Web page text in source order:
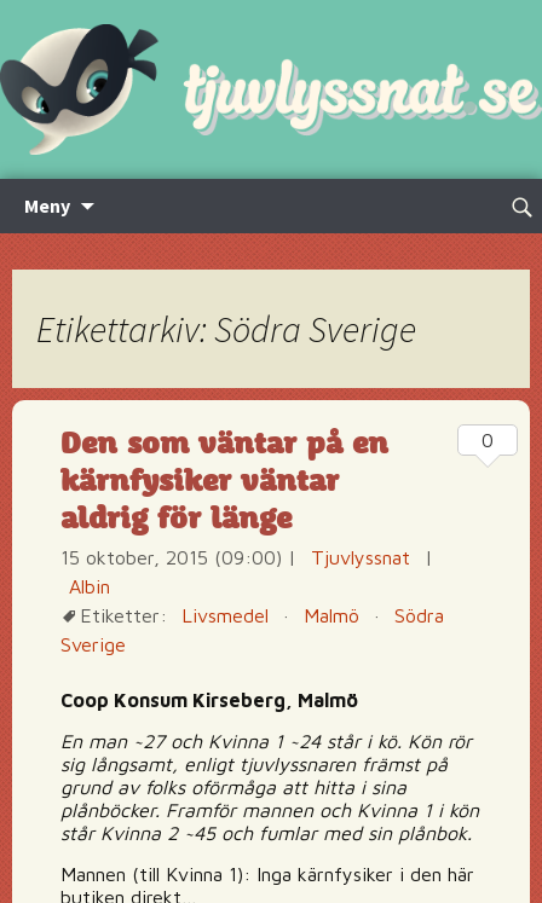
Meny
innehåll
Sök
Etikettarkiv: Södra Sverige
Den som väntar på en
kärnfysiker väntar
aldrig för länge
15 oktober, 2015 (09:00) | Tjuvlyssnat
|
Albin
Etiketter:
Livsmedel · Malmö ·
Södra
Sverige
Coop Konsum Kirseberg, Malmö
En man ~27 och Kvinna 1 ~24 står i kö. Kön rör
sig långsamt, enligt tjuvlyssnaren främst på
grund av folks oförmåga att hitta i sina
plånböcker. Framför mannen och Kvinna 1 i kön
står Kvinna 2 ~45 och fumlar med sin plånbok.
Mannen (till Kvinna 1): Inga kärnfysiker i den här
butiken direkt…
0